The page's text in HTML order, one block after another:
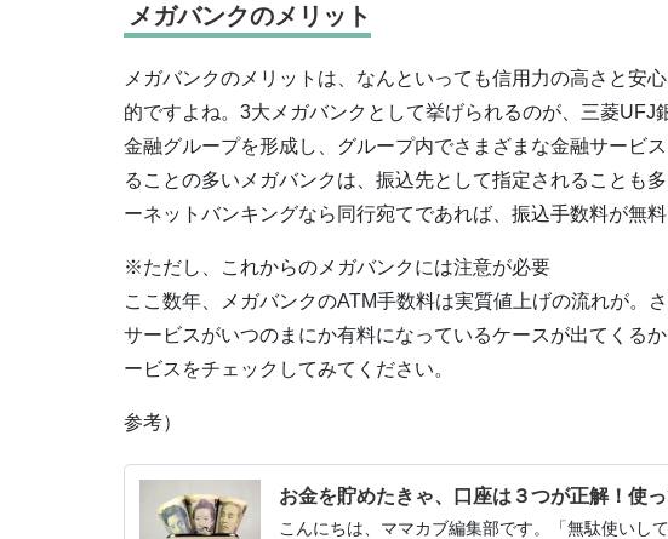
メガバンクのメリット
メガバンクのメリットは、なんといっても信用力の高さと安
的ですよね。3大メガバンクとして挙げられるのが、三菱
金融グループを形成し、グループ内でさまざまな金融サービ
ることの多いメガバンクは、振込先として指定されることも
ーネットバンキングなら同行宛てであれば、振込手数料が無
※ただし、これからのメガバンクには注意が必要
ここ数年、メガバンクのATM手数料は実質値上げの流れが。
サービスがいつのまにか有料になっているケースが出てくる
ービスをチェックしてみてください。
参考）
お金を貯めたきゃ、口座は３つが正解！使
こんにちは、ママカブ編集部です。「無駄使いし